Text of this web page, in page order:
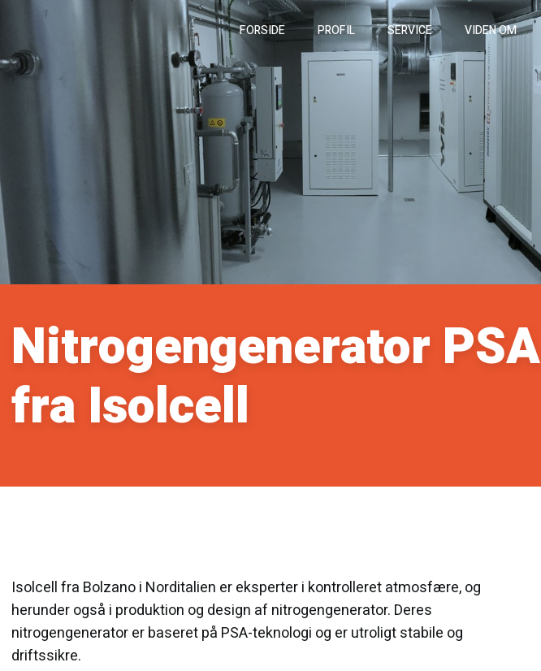
FORSIDE PROFIL SERVICE VIDEN OM
​Nitrogengenerator PSA
​fra Isolcell
Isolcell fra Bolzano i Norditalien er eksperter i kontrolleret atmosfære, og
herunder også i produktion og design af nitrogengenerator. Deres
nitrogengenerator er baseret på PSA-teknologi og er utroligt stabile og
driftssikre.